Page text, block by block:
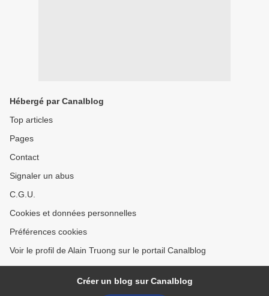
Hébergé par Canalblog
Top articles
Pages
Contact
Signaler un abus
C.G.U.
Cookies et données personnelles
Préférences cookies
Voir le profil de Alain Truong sur le portail Canalblog
Créer un blog sur Canalblog